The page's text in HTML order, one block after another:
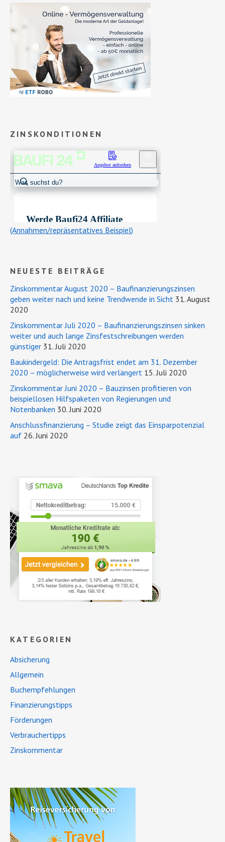
ZINSKONDITIONEN
(Annahmen/repräsentatives Beispiel)
NEUESTE BEITRÄGE
Zinskommentar August 2020 – Baufinanzierungszinsen
geben weiter nach und keine Trendwende in Sicht 31. August
2020
Zinskommentar Juli 2020 – Baufinanzierungszinsen sinken
weiter und auch lange Zinsfestschreibungen werden
günstiger 31. Juli 2020
Baukindergeld: Die Antragsfrist endet am 31. Dezember
2020 – möglicherweise wird verlängert 15. Juli 2020
Zinskommentar Juni 2020 – Bauzinsen profitieren von
beispiellosen Hilfspaketen von Regierungen und
Notenbanken 30. Juni 2020
Anschlussfinanzierung – Studie zeigt das Einsparpotenzial
auf 26. Juni 2020
KATEGORIEN
Absicherung
Allgemein
Buchempfehlungen
Finanzierungstipps
Förderungen
Verbrauchertipps
Zinskommentar